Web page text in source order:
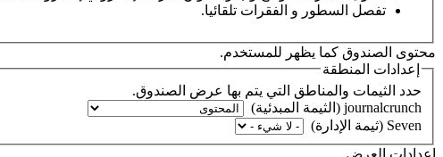
تفصل السطور و الفقرات تلقائيا.
محتوى الصندوق كما يظهر للمستخدم.
إعدادات المنطقة
حدد الثيمات والمناطق التي يتم بها عرض الصندوق.